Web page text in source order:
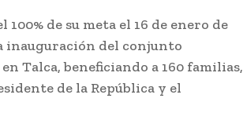
de su meta el 16 de enero de
inauguración del conjunto
Talca, beneficiando a 160 familias,
de la República y el